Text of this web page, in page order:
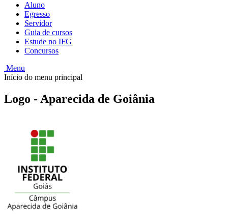
Aluno
Egresso
Servidor
Guia de cursos
Estude no IFG
Concursos
Menu
Início do menu principal
Logo - Aparecida de Goiânia